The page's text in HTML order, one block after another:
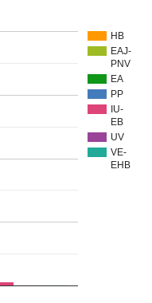
HB
EAJ-
PNV
EA
PP
IU-
EB
UV
VE-
EHB